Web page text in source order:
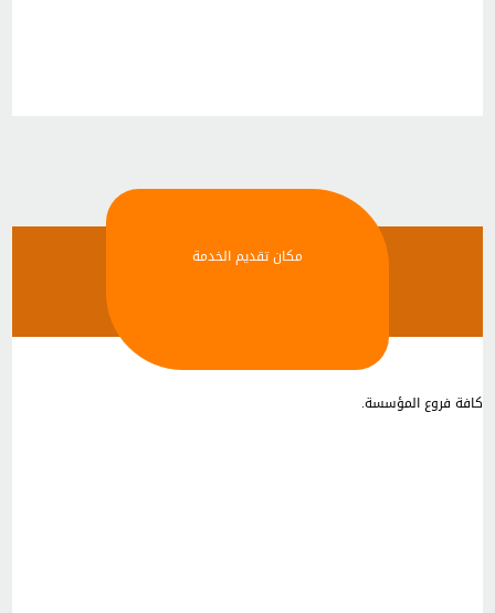
مكان تقديم الخدمة
كافة فروع المؤسسة.